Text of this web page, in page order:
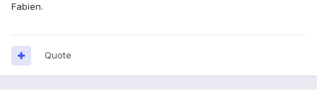
Fabien.
Quote